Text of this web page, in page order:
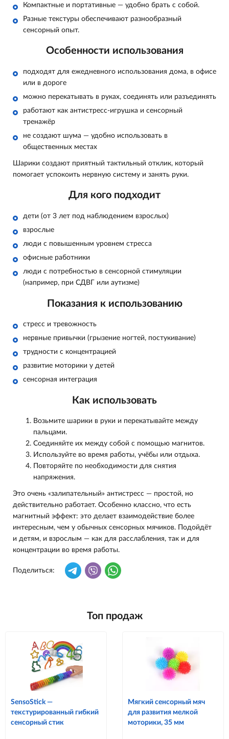
Компактные и портативные — удобно брать с собой.
Разные текстуры обеспечивают разнообразный
сенсорный опыт.
Особенности использования
подходят для ежедневного использования дома, в офисе
или в дороге
можно перекатывать в руках, соединять или разъединять
работают как антистресс-игрушка и сенсорный
тренажёр
не создают шума — удобно использовать в
общественных местах
Шарики создают приятный тактильный отклик, который
помогает успокоить нервную систему и занять руки.
Для кого подходит
дети (от 3 лет под наблюдением взрослых)
взрослые
люди с повышенным уровнем стресса
офисные работники
люди с потребностью в сенсорной стимуляции
(например, при СДВГ или аутизме)
Показания к использованию
стресс и тревожность
нервные привычки (грызение ногтей, постукивание)
трудности с концентрацией
развитие моторики у детей
сенсорная интеграция
Как использовать
Возьмите шарики в руки и перекатывайте между
пальцами.
Соединяйте их между собой с помощью магнитов.
Используйте во время работы, учёбы или отдыха.
Повторяйте по необходимости для снятия
напряжения.
Это очень «залипательный» антистресс — простой, но
действительно работает. Особенно классно, что есть
магнитный эффект: это делает взаимодействие более
интересным, чем у обычных сенсорных мячиков. Подойдёт
и детям, и взрослым — как для расслабления, так и для
концентрации во время работы.
Поделиться:
Топ продаж
SensoStick —
текстурированный гибкий
сенсорный стик
Мягкий сенсорный мяч
для развития мелкой
моторики, 35 мм